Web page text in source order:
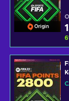
Origin
6